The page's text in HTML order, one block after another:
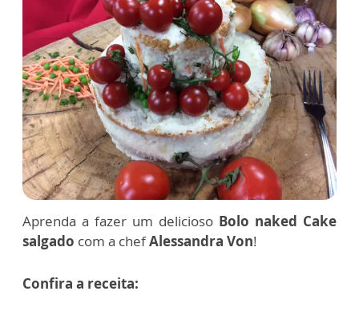
Aprenda a fazer um delicioso Bolo naked Cake
salgado com a chefAlessandra Von!
Confira a receita: